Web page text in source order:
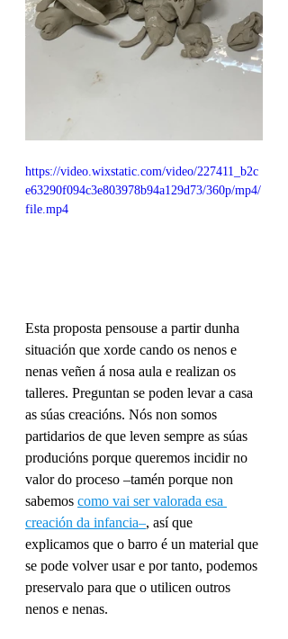
https://video.wixstatic.com/video/227411_b2c
e63290f094c3e803978b94a129d73/360p/mp4/
file.mp4
Esta proposta pensouse a partir dunha
situación que xorde cando os nenos e
nenas veñen á nosa aula e realizan os
talleres. Preguntan se poden levar a casa
as súas creacións. Nós non somos
partidarios de que leven sempre as súas
producións porque queremos incidir no
valor do proceso –tamén porque non
sabemos como vai ser valorada esa
creación da infancia–, así que
explicamos que o barro é un material que
se pode volver usar e por tanto, podemos
preservalo para que o utilicen outros
nenos e nenas.